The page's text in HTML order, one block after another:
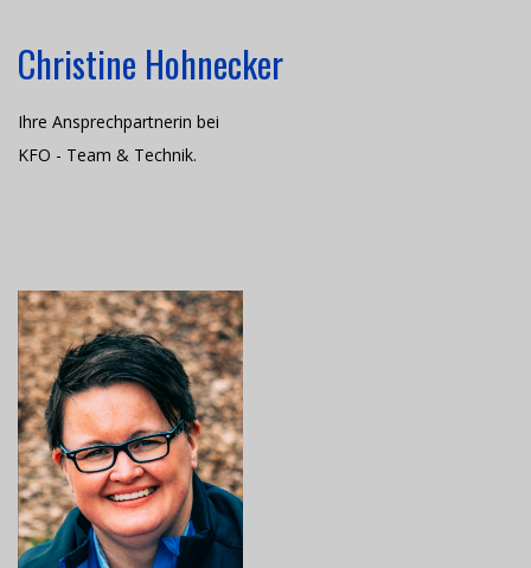
Christine Hohnecker
Ihre Ansprechpartnerin bei
KFO - Team & Technik.